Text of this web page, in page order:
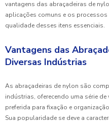
vantagens das abraçadeiras de
aplicações comuns e os
qualidade desses itens essenciais.
Vantagens das
Diversas Indústrias
As abraçadeiras de nylon são
indústrias, oferecendo uma série
preferida para fixação e
Sua popularidade se deve a